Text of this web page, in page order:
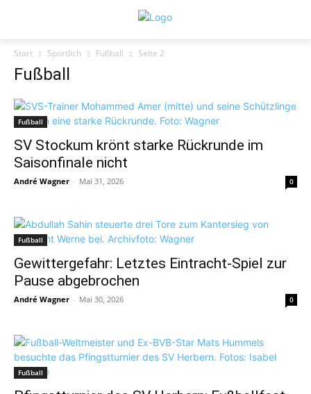
Start Sportlich Fußball Seite 2
Fußball
Fußball
SV Stockum krönt starke Rückrunde im
Saisonfinale nicht
André Wagner - Mai 31, 2026 0
Fußball
Gewittergefahr: Letztes Eintracht-Spiel zur
Pause abgebrochen
André Wagner - Mai 30, 2026 0
Fußball